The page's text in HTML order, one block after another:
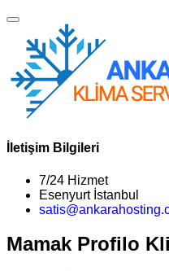
İletişim Bilgileri
7/24 Hizmet
Esenyurt İstanbul
Mamak Profilo